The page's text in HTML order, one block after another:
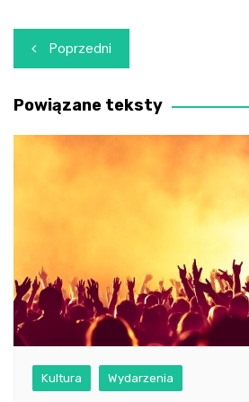
Nawigacja
wpisu
Poprzedni
Powiązane teksty
Kultura Wydarzenia